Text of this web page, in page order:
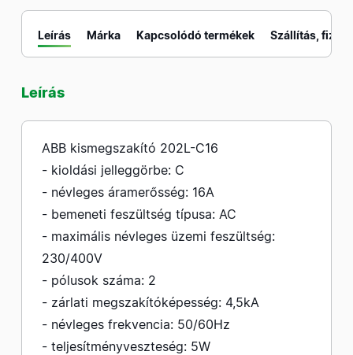
Leírás Márka Kapcsolódó termékek Szállítás,
Leírás
ABB kismegszakító 202L-C16
- kioldási jelleggörbe: C
- névleges áramerősség: 16A
- bemeneti feszültség típusa: AC
- maximális névleges üzemi feszültség:
230/400V
- pólusok száma: 2
- zárlati megszakítóképesség: 4,5kA
- névleges frekvencia: 50/60Hz
- teljesítményveszteség: 5W